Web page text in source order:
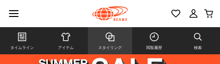
タイムライン アイテム スタイリング 閲覧履歴 検索